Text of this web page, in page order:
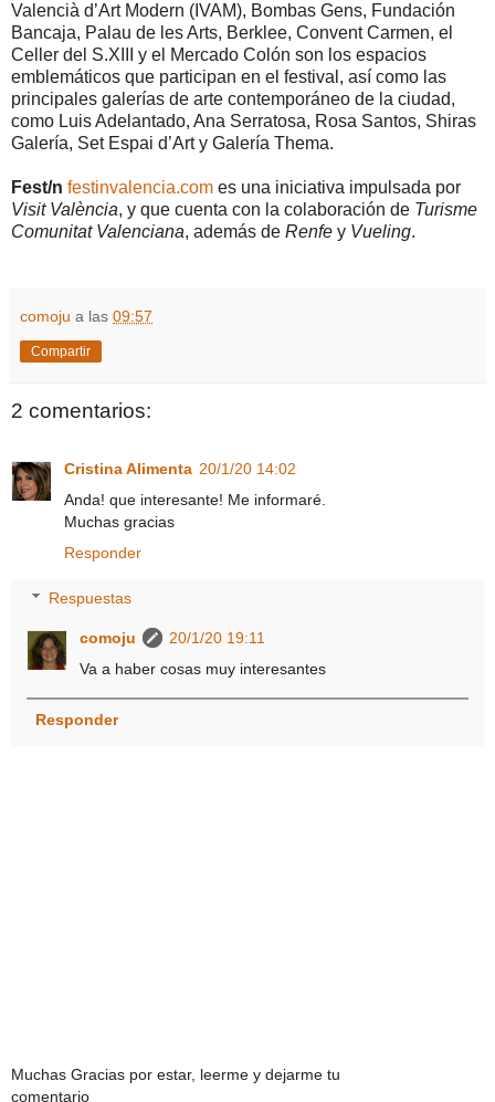
Valencià d’Art Modern (IVAM), Bombas Gens, Fundación
Bancaja, Palau de les Arts, Berklee, Convent Carmen, el
Celler del S.XIII y el Mercado Colón son los espacios
emblemáticos que participan en el festival, así como las
principales galerías de arte contemporáneo de la ciudad,
como Luis Adelantado, Ana Serratosa, Rosa Santos, Shiras
Galería, Set Espai d’Art y Galería Thema.
Fest/n festinvalencia.com es una iniciativa impulsada por
Visit València, y que cuenta con la colaboración de Turisme
Comunitat Valenciana, además de Renfe y Vueling.
comoju a las 09:57
Compartir
2 comentarios:
Cristina Alimenta 20/1/20 14:02
Anda! que interesante! Me informaré.
Muchas gracias
Responder
Respuestas
comoju
20/1/20 19:11
Va a haber cosas muy interesantes
Responder
Muchas Gracias por estar, leerme y dejarme tu
comentario